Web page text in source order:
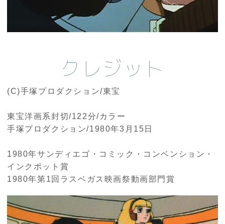
クレジット
(C)手塚プロダクション/東宝
東宝洋画系封切/122分/カラー
手塚プロダクション/1980年3月15日
1980年サンディエゴ・コミック・コンベンション・
インクポット賞
1980年第1回ラスベガス映画祭動画部門賞